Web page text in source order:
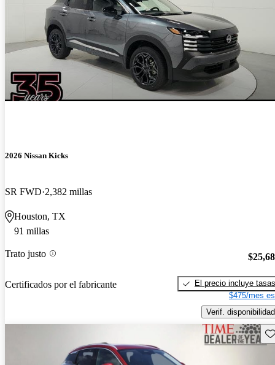
2026 Nissan Kicks
SR FWD 2,382 millas
Houston, TX
91 millas
Trato justo
Certificados por el fabricante
El precio incluye tasas
$475/mes
Verif. disponibilidad